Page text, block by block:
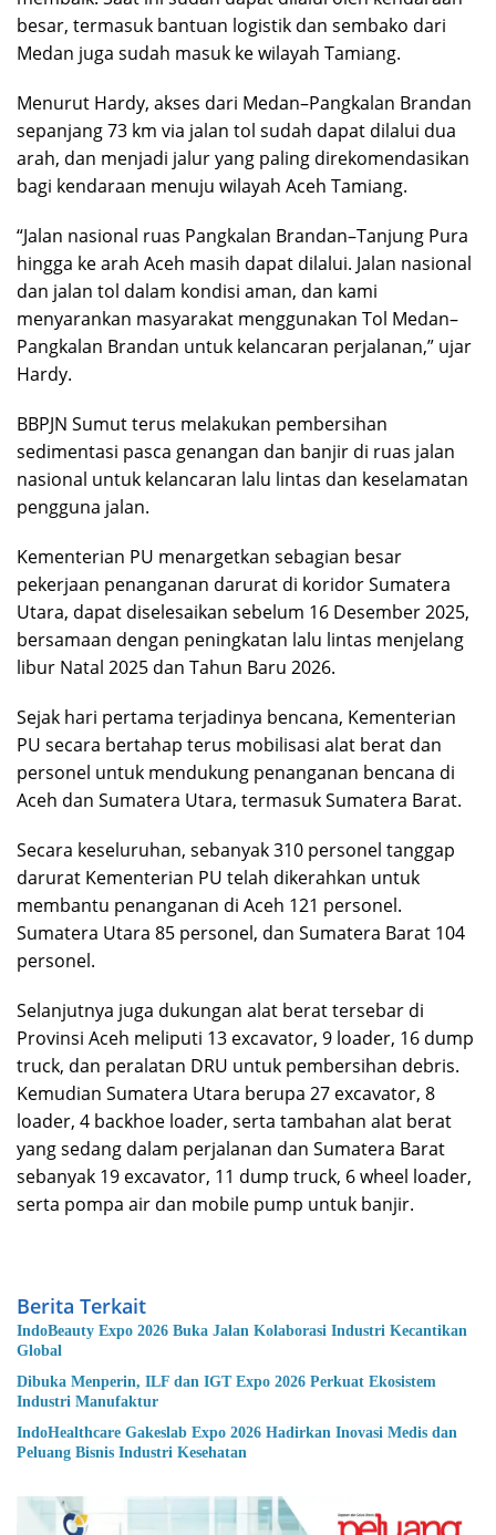
besar, termasuk bantuan logistik dan sembako dari
Medan juga sudah masuk ke wilayah Tamiang.
Menurut Hardy, akses dari Medan–Pangkalan Brandan
sepanjang 73 km via jalan tol sudah dapat dilalui dua
arah, dan menjadi jalur yang paling direkomendasikan
bagi kendaraan menuju wilayah Aceh Tamiang.
“Jalan nasional ruas Pangkalan Brandan–Tanjung Pura
hingga ke arah Aceh masih dapat dilalui. Jalan nasional
dan jalan tol dalam kondisi aman, dan kami
menyarankan masyarakat menggunakan Tol Medan–
Pangkalan Brandan untuk kelancaran perjalanan,” ujar
Hardy.
BBPJN Sumut terus melakukan pembersihan
sedimentasi pasca genangan dan banjir di ruas jalan
nasional untuk kelancaran lalu lintas dan keselamatan
pengguna jalan.
Kementerian PU menargetkan sebagian besar
pekerjaan penanganan darurat di koridor Sumatera
Utara, dapat diselesaikan sebelum 16 Desember 2025,
bersamaan dengan peningkatan lalu lintas menjelang
libur Natal 2025 dan Tahun Baru 2026.
Sejak hari pertama terjadinya bencana, Kementerian
PU secara bertahap terus mobilisasi alat berat dan
personel untuk mendukung penanganan bencana di
Aceh dan Sumatera Utara, termasuk Sumatera Barat.
Secara keseluruhan, sebanyak 310 personel tanggap
darurat Kementerian PU telah dikerahkan untuk
membantu penanganan di Aceh 121 personel.
Sumatera Utara 85 personel, dan Sumatera Barat 104
personel.
Selanjutnya juga dukungan alat berat tersebar di
Provinsi Aceh meliputi 13 excavator, 9 loader, 16 dump
truck, dan peralatan DRU untuk pembersihan debris.
Kemudian Sumatera Utara berupa 27 excavator, 8
loader, 4 backhoe loader, serta tambahan alat berat
yang sedang dalam perjalanan dan Sumatera Barat
sebanyak 19 excavator, 11 dump truck, 6 wheel loader,
serta pompa air dan mobile pump untuk banjir.
Berita Terkait
IndoBeauty Expo 2026 Buka Jalan Kolaborasi Industri Kecantikan
Global
Dibuka Menperin, ILF dan IGT Expo 2026 Perkuat Ekosistem
Industri Manufaktur
IndoHealthcare Gakeslab Expo 2026 Hadirkan Inovasi Medis dan
Peluang Bisnis Industri Kesehatan